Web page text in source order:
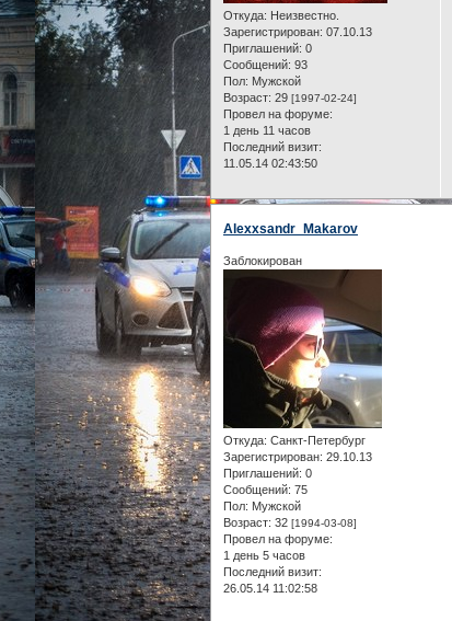
Откуда: Неизвестно.
Зарегистрирован: 07.10.13
Приглашений: 0
Сообщений: 93
Пол: Мужской
Возраст: 29 [1997-02-24]
Провел на форуме:
1 день 11 часов
Последний визит:
11.05.14 02:43:50
Alexxsandr_Makarov
Заблокирован
Откуда: Санкт-Петербург
Зарегистрирован: 29.10.13
Приглашений: 0
Сообщений: 75
Пол: Мужской
Возраст: 32 [1994-03-08]
Провел на форуме:
1 день 5 часов
Последний визит:
26.05.14 11:02:58